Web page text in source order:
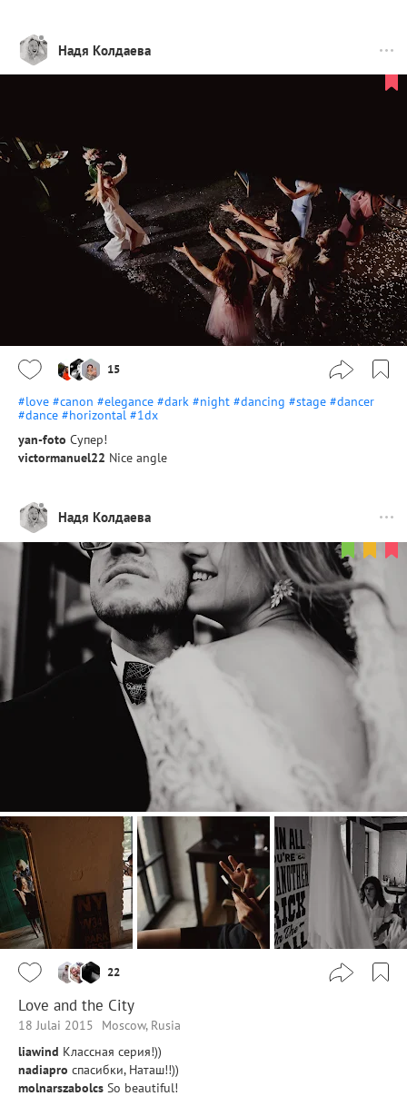
Надя Колдаева
15
#love #canon #elegance #dark #night #dancing #stage #dancer
#dance #horizontal #1dx
yan-foto Супер!
victormanuel22 Nice angle
Надя Колдаева
22
Love and the City
18 Julai 2015
Moscow, Rusia
liawind Классная серия!))
nadiapro спасибки, Наташ!!))
molnarszabolcs So beautiful!